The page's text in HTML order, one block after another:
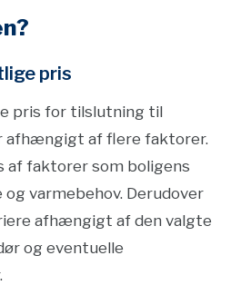
pris
pris for tilslutning til
afhængigt af flere faktorer.
af faktorer som boligens
varmebehov. Derudover
afhængigt af den valgte
og eventuelle